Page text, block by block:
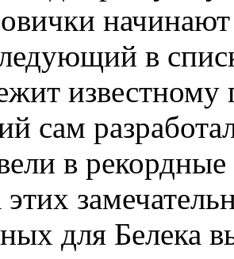
в
сам
в
для Белека